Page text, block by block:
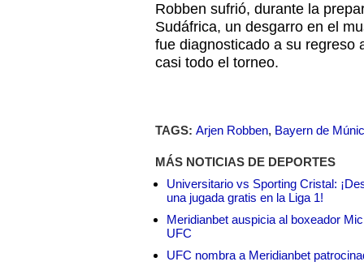
Robben sufrió, durante la
Sudáfrica, un desgarro en el
fue diagnosticado a su regreso
casi todo el torneo.
TAGS: Arjen Robben, Bayern de
MÁS NOTICIAS DE DEPORTES
Universitario vs Sporting Cristal:
una jugada gratis en la Liga 1!
Meridianbet auspicia al boxeador
UFC
UFC nombra a Meridianbet